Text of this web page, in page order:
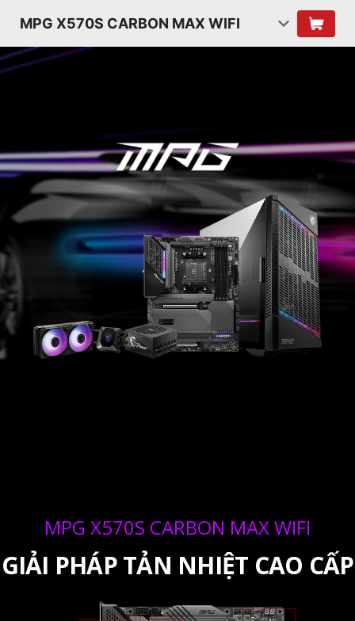
MPG X570S CARBON MAX WIFI
MPG X570S CARBON MAX WIFI
GIẢI PHÁP TẢN NHIỆT CAO CẤP